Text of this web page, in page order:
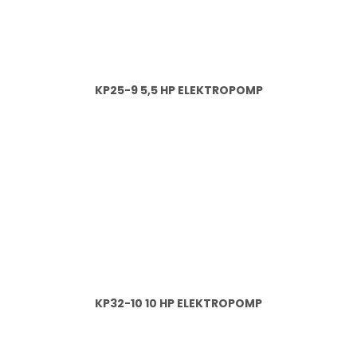
KP25-9 5,5 HP ELEKTROPOMP
KP32-10 10 HP ELEKTROPOMP